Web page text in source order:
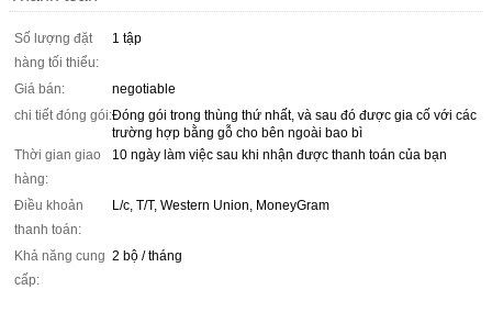
Số lượng đặt
hàng tối thiểu:
1 tập
Giá bán:
negotiable
chi tiết đóng gói:Đóng gói trong thùng thứ nhất, và sau đó được gia cố với các
trường hợp bằng gỗ cho bên ngoài bao bì
Thời gian giao
hàng:
10 ngày làm việc sau khi nhận được thanh toán của bạn
Điều khoản
thanh toán:
L/c, T/T, Western Union, MoneyGram
Khả năng cung
cấp:
2 bộ / tháng